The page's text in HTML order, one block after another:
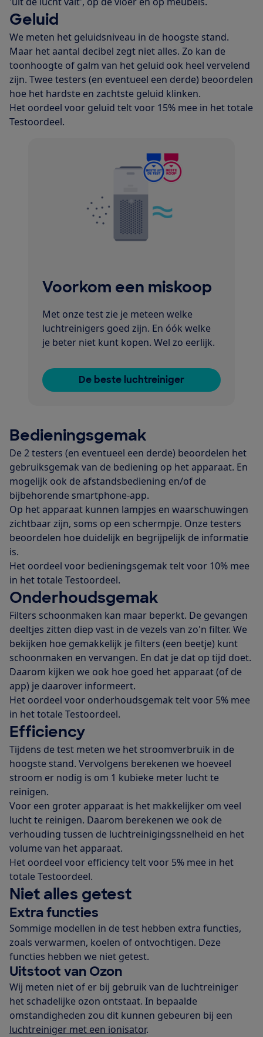
Geluid
We meten het geluidsniveau in de hoogste stand.
Maar het aantal decibel zegt niet alles. Zo kan de
toonhoogte of galm van het geluid ook heel vervelend
zijn. Twee testers (en eventueel een derde) beoordelen
hoe het hardste en zachtste geluid klinken.
Het oordeel voor geluid telt voor 15% mee in het totale
Testoordeel.
Voorkom een miskoop
Met onze test zie je meteen welke
luchtreinigers goed zijn. En óók welke
je beter niet kunt kopen. Wel zo eerlijk.
De beste luchtreiniger
Bedieningsgemak
De 2 testers (en eventueel een derde) beoordelen het
gebruiksgemak van de bediening op het apparaat. En
mogelijk ook de afstandsbediening en/of de
bijbehorende smartphone-app.
Op het apparaat kunnen lampjes en waarschuwingen
zichtbaar zijn, soms op een schermpje. Onze testers
beoordelen hoe duidelijk en begrijpelijk de informatie
is.
Het oordeel voor bedieningsgemak telt voor 10% mee
in het totale Testoordeel.
Onderhoudsgemak
Filters schoonmaken kan maar beperkt. De gevangen
deeltjes zitten diep vast in de vezels van zo'n filter. We
bekijken hoe gemakkelijk je filters (een beetje) kunt
schoonmaken en vervangen. En dat je dat op tijd doet.
Daarom kijken we ook hoe goed het apparaat (of de
app) je daarover informeert.
Het oordeel voor onderhoudsgemak telt voor 5% mee
in het totale Testoordeel.
Efficiency
Tijdens de test meten we het stroomverbruik in de
hoogste stand. Vervolgens berekenen we hoeveel
stroom er nodig is om 1 kubieke meter lucht te
reinigen.
Voor een groter apparaat is het makkelijker om veel
lucht te reinigen. Daarom berekenen we ook de
verhouding tussen de luchtreinigingssnelheid en het
volume van het apparaat.
Het oordeel voor efficiency telt voor 5% mee in het
totale Testoordeel.
Niet alles getest
Extra functies
Sommige modellen in de test hebben extra functies,
zoals verwarmen, koelen of ontvochtigen. Deze
functies hebben we niet getest.
Uitstoot van Ozon
Wij meten niet of er bij gebruik van de luchtreiniger
het schadelijke ozon ontstaat. In bepaalde
omstandigheden zou dit kunnen gebeuren bij een
luchtreiniger met een ionisator.